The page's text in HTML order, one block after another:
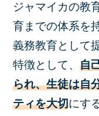
ジャマイカの教
育までの体系を
義務教育として
特徴として、自
られ、生徒は自
ティを大切にす